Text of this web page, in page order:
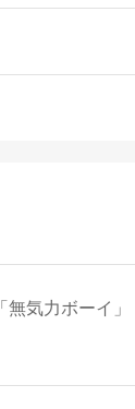
気力ボーイ」